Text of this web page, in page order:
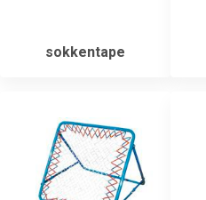
sokkentape